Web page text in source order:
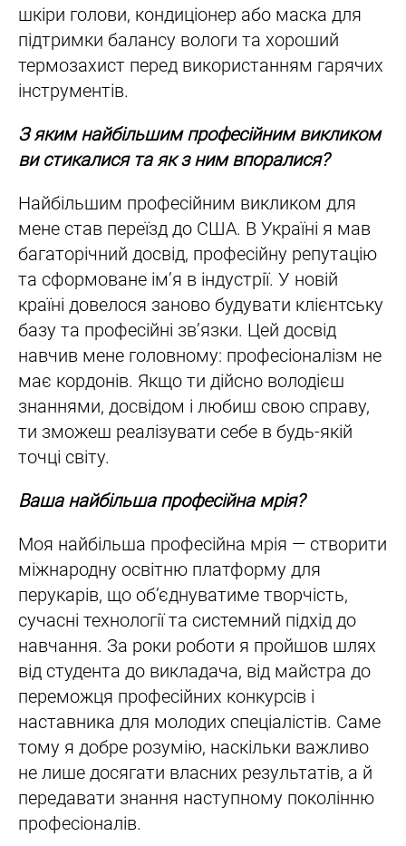
шкіри голови, кондиціонер або маска для
підтримки балансу вологи та хороший
термозахист перед використанням гарячих
інструментів.
З яким найбільшим професійним викликом
ви стикалися та як з ним впоралися?
Найбільшим професійним викликом для
мене став переїзд до США. В Україні я мав
багаторічний досвід, професійну репутацію
та сформоване ім’я в індустрії. У новій
країні довелося заново будувати клієнтську
базу та професійні зв’язки. Цей досвід
навчив мене головному: професіоналізм не
має кордонів. Якщо ти дійсно володієш
знаннями, досвідом і любиш свою справу,
ти зможеш реалізувати себе в будь-якій
точці світу.
Ваша найбільша професійна мрія?
Моя найбільша професійна мрія — створити
міжнародну освітню платформу для
перукарів, що об’єднуватиме творчість,
сучасні технології та системний підхід до
навчання. За роки роботи я пройшов шлях
від студента до викладача, від майстра до
переможця професійних конкурсів і
наставника для молодих спеціалістів. Саме
тому я добре розумію, наскільки важливо
не лише досягати власних результатів, а й
передавати знання наступному поколінню
професіоналів.